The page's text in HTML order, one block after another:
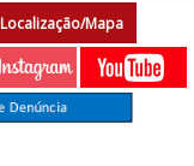
Localização/Mapa